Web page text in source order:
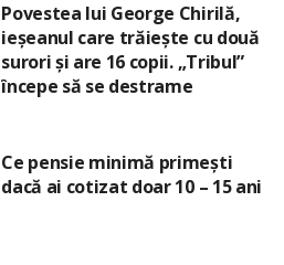
Povestea lui George Chirilă,
ieșeanul care trăiește cu două
surori și are 16 copii. „Tribul”
începe să se destrame
Ce pensie minimă primești
dacă ai cotizat doar 10 – 15 ani